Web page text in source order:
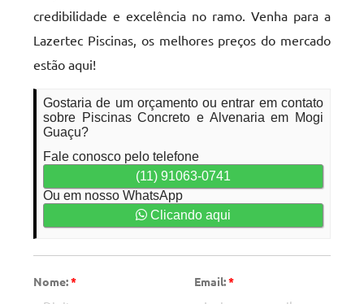
credibilidade e excelência no ramo. Venha para a
Lazertec Piscinas, os melhores preços do mercado
estão aqui!
Gostaria de um orçamento ou entrar em contato
sobre Piscinas Concreto e Alvenaria em Mogi
Guaçu?
Fale conosco pelo telefone
(11) 91063-0741
Ou em nosso WhatsApp
Clicando aqui
Nome:* Email:*